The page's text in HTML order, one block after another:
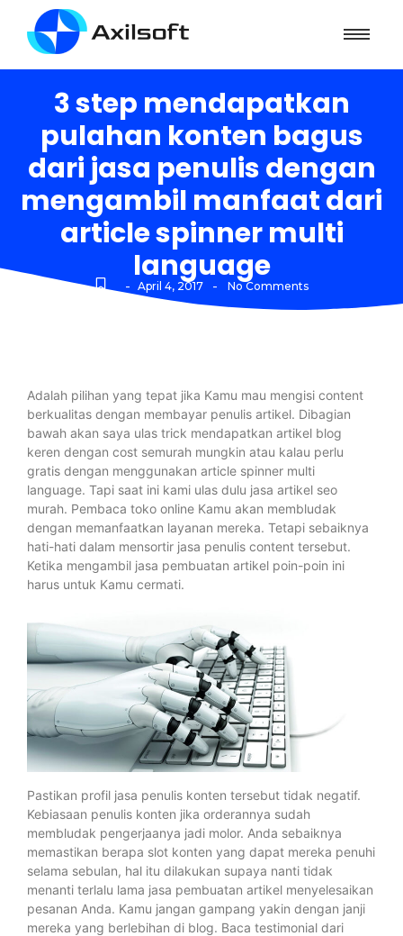
3 step mendapatkan
pulahan konten bagus
dari jasa penulis dengan
mengambil manfaat dari
article spinner multi
language
- April 4, 2017 - No Comments
Adalah pilihan yang tepat jika Kamu mau mengisi content
berkualitas dengan membayar penulis artikel. Dibagian
bawah akan saya ulas trick mendapatkan artikel blog
keren dengan cost semurah mungkin atau kalau perlu
gratis dengan menggunakan article spinner multi
language. Tapi saat ini kami ulas dulu jasa artikel seo
murah. Pembaca toko online Kamu akan membludak
dengan memanfaatkan layanan mereka. Tetapi sebaiknya
hati-hati dalam mensortir jasa penulis content tersebut.
Ketika mengambil jasa pembuatan artikel poin-poin ini
harus untuk Kamu cermati.
Pastikan profil jasa penulis konten tersebut tidak negatif.
Kebiasaan penulis konten jika orderannya sudah
membludak pengerjaanya jadi molor. Anda sebaiknya
memastikan berapa slot konten yang dapat mereka penuhi
selama sebulan, hal itu dilakukan supaya nanti tidak
menanti terlalu lama jasa pembuatan artikel menyelesaikan
pesanan Anda. Kamu jangan gampang yakin dengan janji
mereka yang berlebihan di blog. Baca testimonial dari